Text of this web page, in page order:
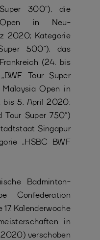
300“), die
Open in Neu-
2020; Kategorie
500“), das
(24. bis
Tour Super
Malaysia Open in
bis 5. April 2020;
Tour Super 750“)
Singapur
„HSBC BWF
Badminton-
Confederation
Kalenderwoche
in
2020) verschoben